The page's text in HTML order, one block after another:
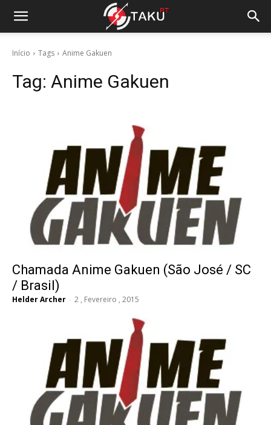
Início Tags Anime Gakuen
Tag: Anime Gakuen
Chamada Anime Gakuen (São José / SC
/ Brasil)
Helder Archer - 2 , Fevereiro , 2015